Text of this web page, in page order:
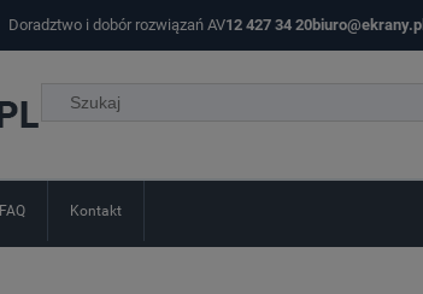
Doradztwo i dobór rozwiązań AV12 427 34 20biuro@ekrany.pl
FAQ Kontakt